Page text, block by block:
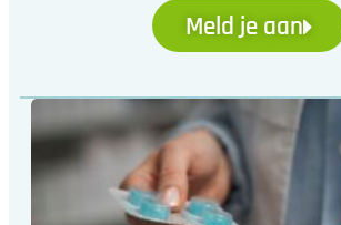
Meld je aan